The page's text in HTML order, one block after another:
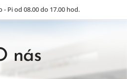
- Pi od 08.00 do 17.00 hod.
nás